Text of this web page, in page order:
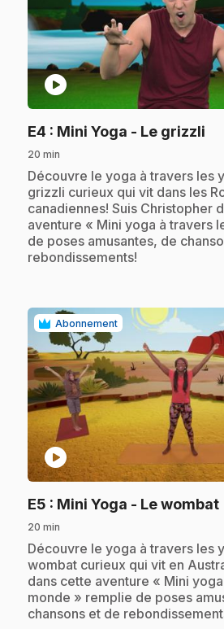
play_circle
E4 : Mini Yoga - Le grizzli
20 min
.Découvre le yoga à travers les
grizzli curieux qui vit dans les
canadiennes! Suis Christopher
aventure « Mini yoga à travers
de poses amusantes, de
rebondissements!
Abonnement
play_circle
E5 : Mini Yoga - Le wombat.
20 min
.Découvre le yoga à travers les
wombat curieux qui vit en
dans cette aventure « Mini
monde » remplie de poses
chansons et de